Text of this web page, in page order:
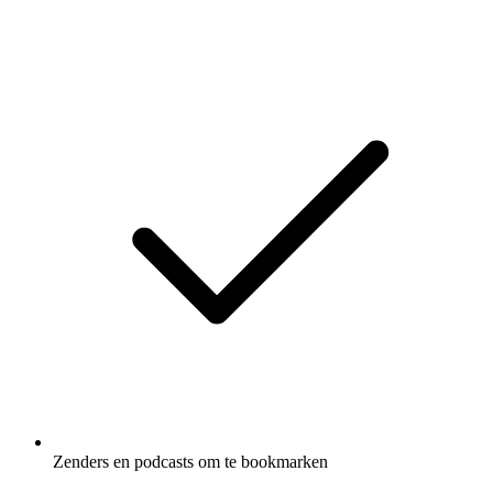
Zenders en podcasts om te bookmarken